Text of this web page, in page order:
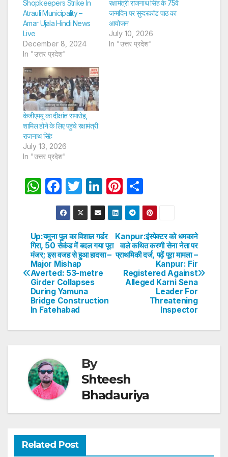
Shopkeepers Strike In
Atrauli Municipality –
Amar Ujala Hindi News
Live
December 8, 2024
In "उत्तर प्रदेश"
रक्षामंत्री राजनाथ सिंह के 75वें
जन्मदिन पर सुन्दरकांड पाठ का
आयोजन
July 10, 2026
In "उत्तर प्रदेश"
केजीएमयू का दीक्षांत समारोह,
शामिल होने के लिए पहुंचे रक्षामंत्री
राजनाथ सिंह
July 13, 2026
In "उत्तर प्रदेश"
W
s
A
p
p
F
a
c
e
b
o
o
k
T
w
itt
er
Li
n
k
e
dI
n
Pi
nt
er
e
st
h
ar
e
Post
navigation
Kanpur:इंस्पेक्टर को धमकाने
वाले कथित करणी सेना नेता पर
प्राथमिकी दर्ज, पढ़ें पूरा मामला –
Kanpur: Fir
Registered Against
Alleged Karni Sena
Leader For
Threatening
Inspector
Up:यमुना पुल का विशाल गर्डर
गिरा, 50 सेकंड में बदल गया पूरा
मंजर; इस वजह से हुआ हादसा –
Major Mishap
Averted: 53-metre
Girder Collapses
During Yamuna
Bridge Construction
In Fatehabad
By
Shteesh
Bhadauriya
Related Post